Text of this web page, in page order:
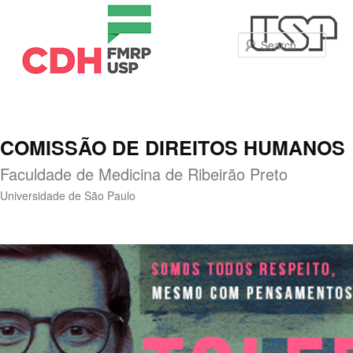
COMISSÃO DE DIREITOS HUMANOS
Faculdade de Medicina de Ribeirão Preto
Universidade de São Paulo